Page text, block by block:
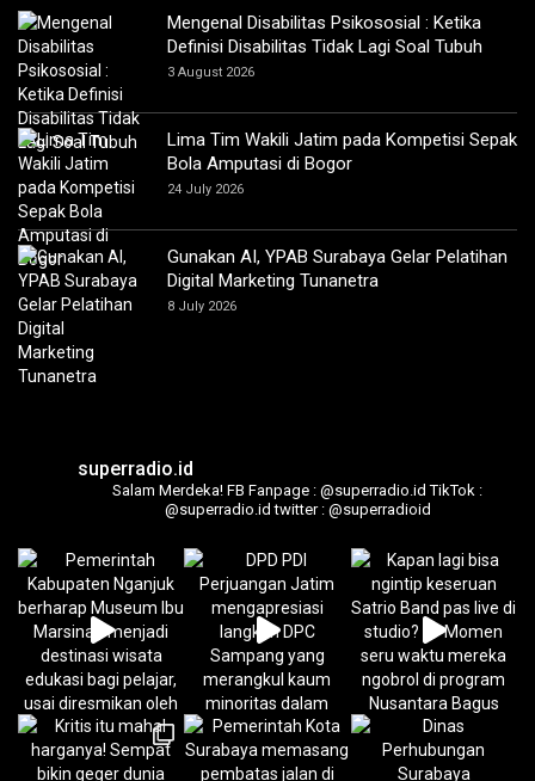
Mengenal Disabilitas Psikososial : Ketika
Definisi Disabilitas Tidak Lagi Soal Tubuh
3 August 2026
Lima Tim Wakili Jatim pada Kompetisi Sepak
Bola Amputasi di Bogor
24 July 2026
Gunakan AI, YPAB Surabaya Gelar Pelatihan
Digital Marketing Tunanetra
8 July 2026
superradio.id
Salam Merdeka! FB Fanpage : @superradio.id TikTok :
@superradio.id twitter : @superradioid